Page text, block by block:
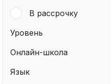
В рассрочку
Уровень
Онлайн-школа
Язык